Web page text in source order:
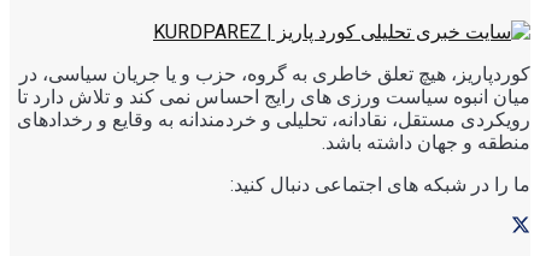
کوردپاریز، هیچ تعلق خاطری به گروه، حزب و یا جریان سیاسی، در
میان انبوه سیاست ورزی های رایج احساس نمی کند و تلاش دارد تا
رویکردی مستقل، نقادانه، تحلیلی و خردمندانه به وقایع و رخدادهای
منطقه و جهان داشته باشد.
ما را در شبکه های اجتماعی دنبال کنید: